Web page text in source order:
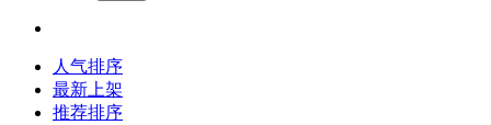
人气排序
最新上架
推荐排序